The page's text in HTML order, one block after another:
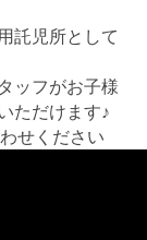
託児所として
ッフがお子様
ただけます♪
せください